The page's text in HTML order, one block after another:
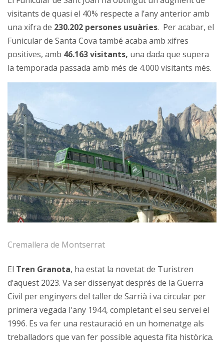
visitants de quasi el 40% respecte a l’any anterior amb
una xifra de 230.202 persones usuàries. Per acabar, el
Funicular de Santa Cova també acaba amb xifres
positives, amb 46.163 visitants, una dada que supera
la temporada passada amb més de 4.000 visitants més.
Cremallera de Montserrat
El Tren Granota, ha estat la novetat de Turistren
d’aquest 2023. Va ser dissenyat després de la Guerra
Civil per enginyers del taller de Sarrià i va circular per
primera vegada l'any 1944, completant el seu servei el
1996. Es va fer una restauració en un homenatge als
treballadors que van fer possible aquesta fita històrica.